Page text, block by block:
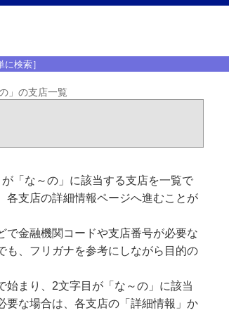
検索］
」の支店一覧
「な～の」に該当する支店を一覧で
各支店の詳細情報ページへ進むことが
で金融機関コードや支店番号が必要な
も、フリガナを参考にしながら目的の
まり、2文字目が「な～の」に該当
要な場合は、各支店の「詳細情報」か